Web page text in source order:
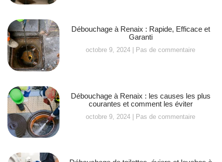
Débouchage à Renaix : Rapide, Efficace et
Garanti
octobre 9, 2024 Pas de commentaire
Débouchage à Renaix : les causes les plus
courantes et comment les éviter
octobre 9, 2024 Pas de commentaire